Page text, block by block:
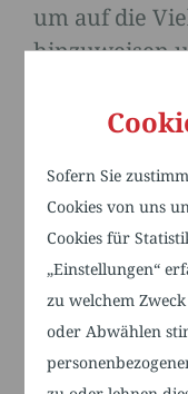
Sofern Sie
Cookies von uns
Cookies für
„Einstellungen“
zu welchem
oder Abwählen
um auf die
hinzuweisen
er die
Arbeit des
aktuellen
Kai
Karlsruhe,